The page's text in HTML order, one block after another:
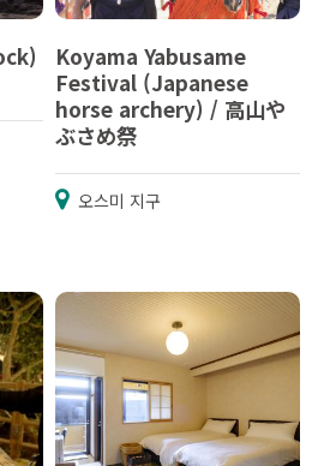
Koyama Yabusame
Festival (Japanese
horse archery) / 高山や
ぶさめ祭
오스미 지구